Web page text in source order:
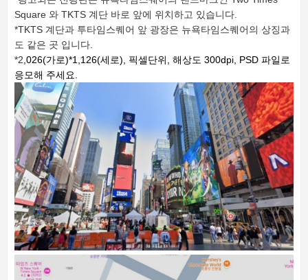
Square 와 TKTS 계단 바로 앞에 위치하고 있습니다.
*TKTS 계단과 투타임스퀘어 앞 광장은 뉴욕타임스퀘어의 상징과
도 같은 곳 입니다.
*2 ,026(가로)*1,126(세로), 픽셀단위, 해상도 300dpi, PSD 파일로
응모해 주세요.